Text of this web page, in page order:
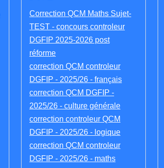
Correction QCM Maths Sujet-
TEST - concours controleur
DGFIP 2025-2026 post
réforme
correction QCM controleur
DGFIP - 2025/26 - français
correction QCM DGFIP -
2025/26 - culture générale
correction controleur QCM
DGFIP - 2025/26 - logique
correction QCM controleur
DGFIP - 2025/26 - maths